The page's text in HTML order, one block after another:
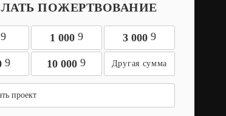
ПОЖЕРТВОВАНИЕ
9 1 000 9 3 000 9
9 10 0009
проект